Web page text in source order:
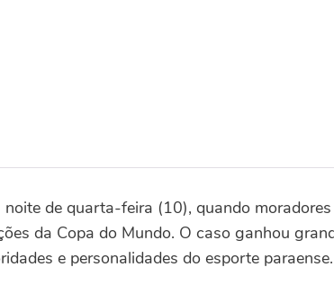
de quarta-feira (10), quando
da Copa do Mundo. O caso ganhou
e personalidades do esporte paraense.